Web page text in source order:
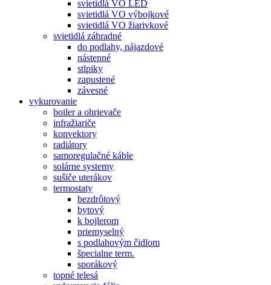
svietidlá VO LED
svietidlá VO výbojkové
svietidlá VO žiarivkové
svietidlá záhradné
do podlahy, nájazdové
nástenné
stlpiky
zapustené
závesné
vykurovanie
boiler a ohrievače
infražiariče
konvektory
radiátory
samoregulačné káble
solárne systemy
sušiče uterákov
termostaty
bezdrôtový
bytový
k bojlerom
priemyselný
s podlahovým čidlom
špecialne term.
sporákový
topné telesá